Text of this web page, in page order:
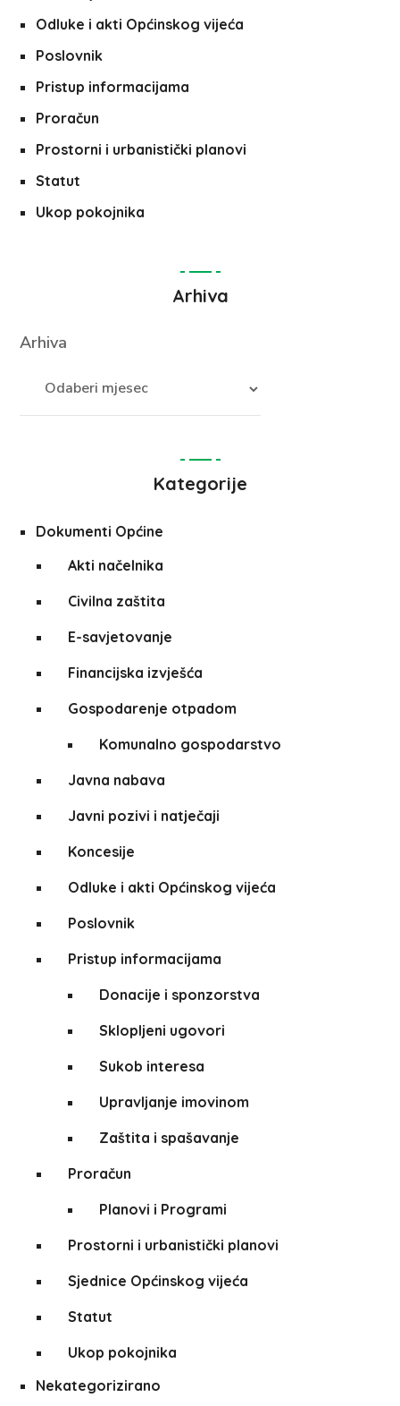
Odluke i akti Općinskog vijeća
Poslovnik
Pristup informacijama
Proračun
Prostorni i urbanistički planovi
Statut
Ukop pokojnika
Arhiva
Arhiva
Kategorije
Dokumenti Općine
Akti načelnika
Civilna zaštita
E-savjetovanje
Financijska izvješća
Gospodarenje otpadom
Komunalno gospodarstvo
Javna nabava
Javni pozivi i natječaji
Koncesije
Odluke i akti Općinskog vijeća
Poslovnik
Pristup informacijama
Donacije i sponzorstva
Sklopljeni ugovori
Sukob interesa
Upravljanje imovinom
Zaštita i spašavanje
Proračun
Planovi i Programi
Prostorni i urbanistički planovi
Sjednice Općinskog vijeća
Statut
Ukop pokojnika
Nekategorizirano